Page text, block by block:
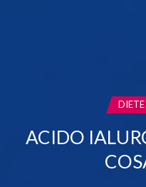
DIETE
ACIDO